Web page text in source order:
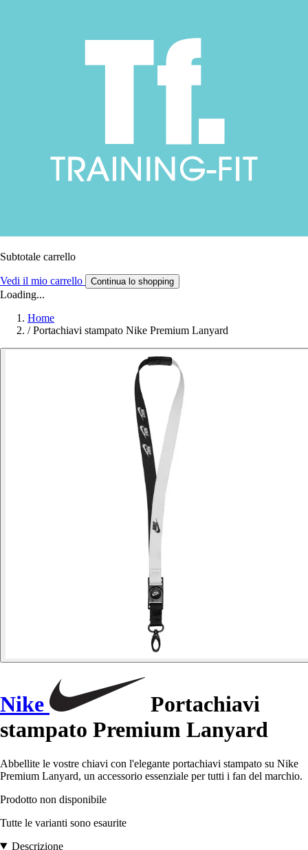
Subtotale carrello
Vedi il mio carrello Continua lo shopping
Loading...
Home
/ Portachiavi stampato Nike Premium Lanyard
Nike
Portachiavi
stampato Premium Lanyard
Abbellite le vostre chiavi con l'elegante portachiavi stampato su Nike
Premium Lanyard, un accessorio essenziale per tutti i fan del marchio.
Prodotto non disponibile
Tutte le varianti sono esaurite
Descrizione